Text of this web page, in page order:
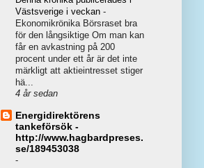
Västsverige i veckan -
Ekonomikrönika Börsraset bra
för den långsiktige Om man kan
får en avkastning på 200
procent under ett år är det inte
märkligt att aktieintresset stiger
hä...
4 år sedan
Energidirektörens
tankeförsök -
http://www.hagbardpreses.
se/189453038
-